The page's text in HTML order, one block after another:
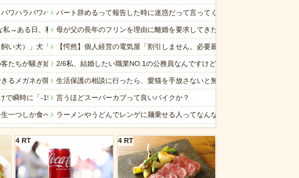
ワハラパワハラで仕事できねぇ新入社員にメンタルやられてる
私→ある日、私の帰宅に気付かない再婚相手「血繋がってないのに大学費用出さなきゃい
い犬）」犬「…？（ぷい」
客たちが騒ぎ始めた。何事かな？ → 珍客が現れました…
るメガネが開発される
で瞬時に「-15℃冷却」する冷感ポンチョ3,980円！
一つしか食べられなかったら？
中国北朝鮮「少子化です」←強権国家でも止められないのかよ
計のデザインが悪夢すぎるwww
パート辞めるって報告した時に迷惑だって言ってくる社員がいて、その人の
母が父の長年のフリンを理由に離婚を要求してきた。父も私も驚いたが母の
【愕然】個人経営の電気屋「割引しません。必要最低限な物しか売りま
2/6私、結婚したい職業NO.1の公務員なんですけど、嫁が子供連れて家出
生活保護の相談に行ったら、愛猫を手放さないと無理と言われた。子ども
言うほどスーパーカブって良いバイクか？
ラーメンやうどんでレンゲに麺乗せる人ってなんなの？
家系ラーメンにチャーシューとキャベツをトッピングして食べるのが好き
【画像】謎の中華料理来たったｗｗｗｗｗｗｗ
4 RT 4 RT